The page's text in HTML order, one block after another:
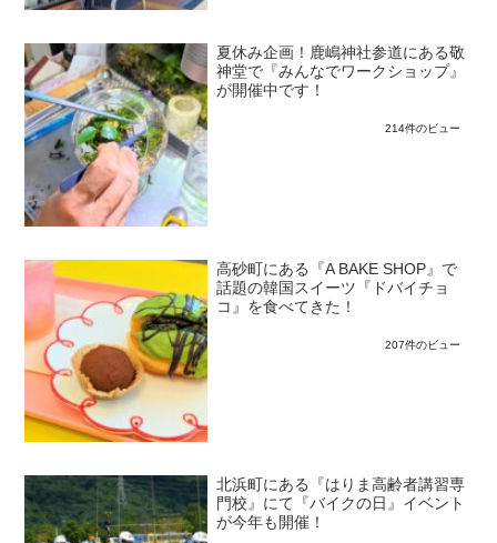
夏休み企画！鹿嶋神社参道にある敬
神堂で『みんなでワークショップ』
が開催中です！
214件のビュー
高砂町にある『A BAKE SHOP』で
話題の韓国スイーツ『ドバイチョ
コ』を食べてきた！
207件のビュー
北浜町にある『はりま高齢者講習専
門校』にて『バイクの日』イベント
が今年も開催！